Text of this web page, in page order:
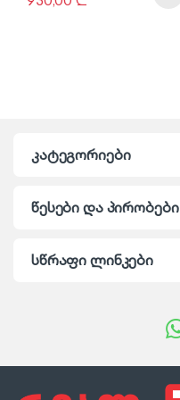
კატეგორიები
წესები და პირობები
სწრაფი ლინკები